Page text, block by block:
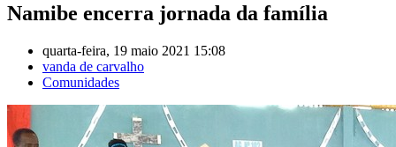
Namibe encerra jornada da família
quarta-feira, 19 maio 2021 15:08
vanda de carvalho
Comunidades